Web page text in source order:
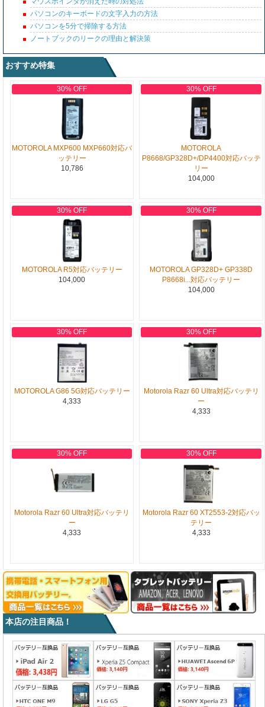
パソコンのキーボードの文字入力の方法
パソコンを5分で掃除する方法
ノートブックのリークの理由と解決策
おすすめ特集
30% OFF
MOTOROLA MXP600 MXP660対応バ
ッテリー
10,786
30% OFF
MOTOROLA
P8668/GP328D+/DP4400対応バッテ
リー
104,000
30% OFF
MOTOROLA R5対応バッテリー
104,000
30% OFF
MOTOROLA GP328D+ GP338D
P8668i...対応バッテリー
104,000
30% OFF
MOTOROLA G86 5G対応バッテリー
4,333
30% OFF
Motorola Razr 60 Ultra対応バッテリ
ー
4,333
30% OFF
Motorola Razr 60 Ultra対応バッテリ
ー
4,333
30% OFF
Motorola Razr 60 XT2553-2対応バッ
テリー
4,333
本店の注目商品！